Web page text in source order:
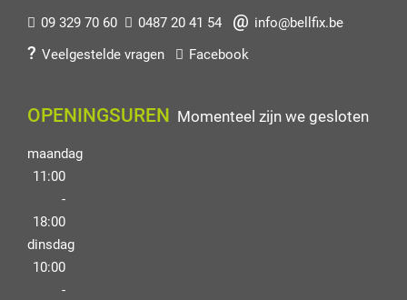
09 329 70 60 0487 20 41 54
info@bellfix.be
Veelgestelde vragen
Facebook
OPENINGSUREN Momenteel zijn we gesloten
maandag
11:00
-
18:00
dinsdag
10:00
-